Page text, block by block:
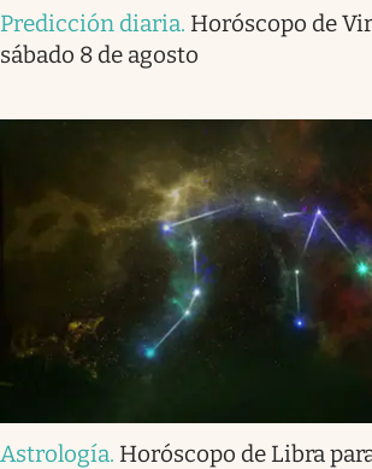
Predicción diaria. Horóscopo de
sábado 8 de agosto
Astrología. Horóscopo de Libra